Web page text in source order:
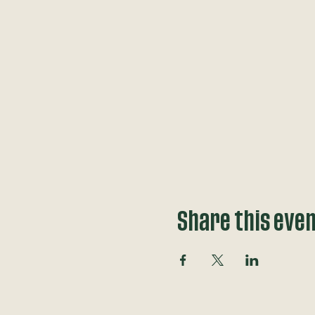
Share this